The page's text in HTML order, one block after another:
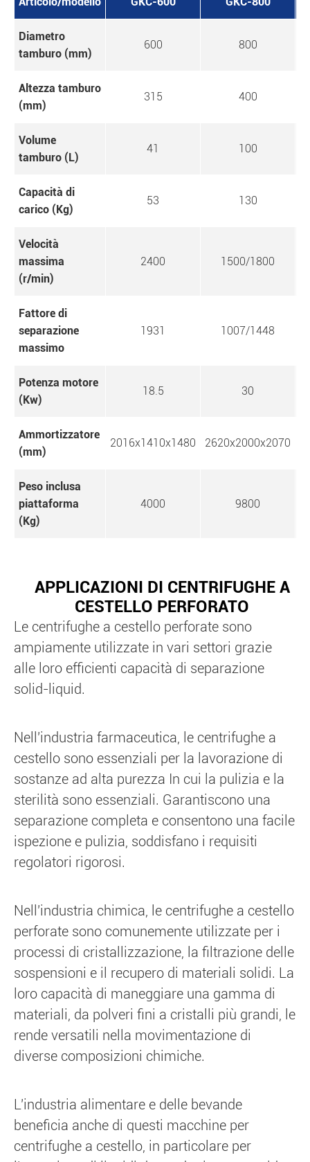
Diametro
tamburo (mm)
600 800
Altezza tamburo
(mm)
315 400
Volume
tamburo (L)
41 100
Capacità di
carico (Kg)
53 130
Velocità
massima
(r/min)
2400 1500/1800
Fattore di
separazione
massimo
1931 1007/1448
Potenza motore
(Kw)
18.5 30
Ammortizzatore
(mm)
2016x1410x1480 2620x2000x2070
Peso inclusa
piattaforma
(Kg)
4000 9800
APPLICAZIONI DI CENTRIFUGHE A
CESTELLO PERFORATO
Le centrifughe a cestello perforate sono
ampiamente utilizzate in vari settori grazie
alle loro efficienti capacità di separazione
solid-liquid.
Nell'industria farmaceutica, le centrifughe a
cestello sono essenziali per la lavorazione di
sostanze ad alta purezza In cui la pulizia e la
sterilità sono essenziali. Garantiscono una
separazione completa e consentono una facile
ispezione e pulizia, soddisfano i requisiti
regolatori rigorosi.
Nell'industria chimica, le centrifughe a cestello
perforate sono comunemente utilizzate per i
processi di cristallizzazione, la filtrazione delle
sospensioni e il recupero di materiali solidi. La
loro capacità di maneggiare una gamma di
materiali, da polveri fini a cristalli più grandi, le
rende versatili nella movimentazione di
diverse composizioni chimiche.
L'industria alimentare e delle bevande
beneficia anche di questi macchine per
centrifughe a cestello, in particolare per